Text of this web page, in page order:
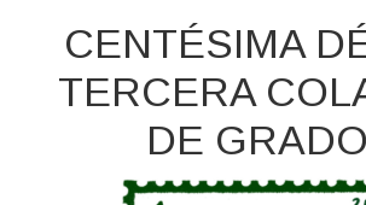
CENTÉSIMA
TERCERA
DE